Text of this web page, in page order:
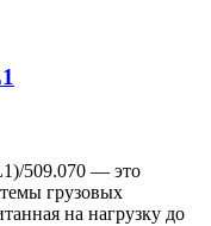
509.070 — это
грузовых
на нагрузку до